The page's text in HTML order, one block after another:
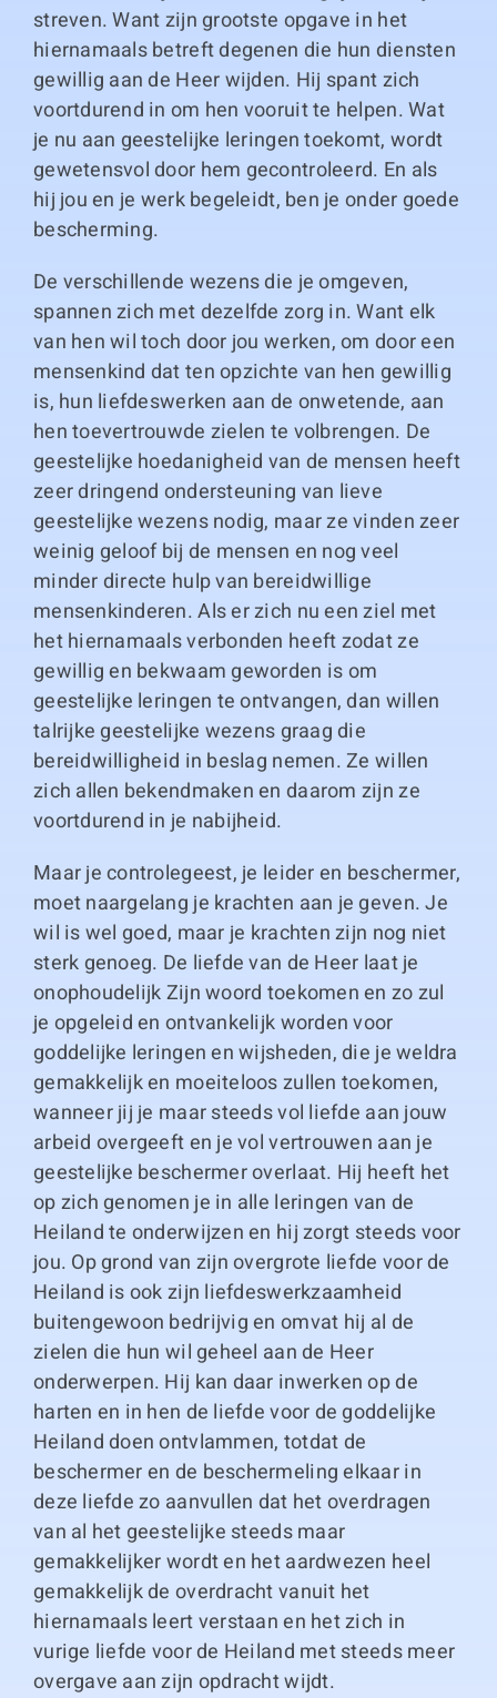
streven. Want zijn grootste opgave in het
hiernamaals betreft degenen die hun diensten
gewillig aan de Heer wijden. Hij spant zich
voortdurend in om hen vooruit te helpen. Wat
je nu aan geestelijke leringen toekomt, wordt
gewetensvol door hem gecontroleerd. En als
hij jou en je werk begeleidt, ben je onder goede
bescherming.
De verschillende wezens die je omgeven,
spannen zich met dezelfde zorg in. Want elk
van hen wil toch door jou werken, om door een
mensenkind dat ten opzichte van hen gewillig
is, hun liefdeswerken aan de onwetende, aan
hen toevertrouwde zielen te volbrengen. De
geestelijke hoedanigheid van de mensen heeft
zeer dringend ondersteuning van lieve
geestelijke wezens nodig, maar ze vinden zeer
weinig geloof bij de mensen en nog veel
minder directe hulp van bereidwillige
mensenkinderen. Als er zich nu een ziel met
het hiernamaals verbonden heeft zodat ze
gewillig en bekwaam geworden is om
geestelijke leringen te ontvangen, dan willen
talrijke geestelijke wezens graag die
bereidwilligheid in beslag nemen. Ze willen
zich allen bekendmaken en daarom zijn ze
voortdurend in je nabijheid.
Maar je controlegeest, je leider en beschermer,
moet naargelang je krachten aan je geven. Je
wil is wel goed, maar je krachten zijn nog niet
sterk genoeg. De liefde van de Heer laat je
onophoudelijk Zijn woord toekomen en zo zul
je opgeleid en ontvankelijk worden voor
goddelijke leringen en wijsheden, die je weldra
gemakkelijk en moeiteloos zullen toekomen,
wanneer jij je maar steeds vol liefde aan jouw
arbeid overgeeft en je vol vertrouwen aan je
geestelijke beschermer overlaat. Hij heeft het
op zich genomen je in alle leringen van de
Heiland te onderwijzen en hij zorgt steeds voor
jou. Op grond van zijn overgrote liefde voor de
Heiland is ook zijn liefdeswerkzaamheid
buitengewoon bedrijvig en omvat hij al de
zielen die hun wil geheel aan de Heer
onderwerpen. Hij kan daar inwerken op de
harten en in hen de liefde voor de goddelijke
Heiland doen ontvlammen, totdat de
beschermer en de beschermeling elkaar in
deze liefde zo aanvullen dat het overdragen
van al het geestelijke steeds maar
gemakkelijker wordt en het aardwezen heel
gemakkelijk de overdracht vanuit het
hiernamaals leert verstaan en het zich in
vurige liefde voor de Heiland met steeds meer
overgave aan zijn opdracht wijdt.